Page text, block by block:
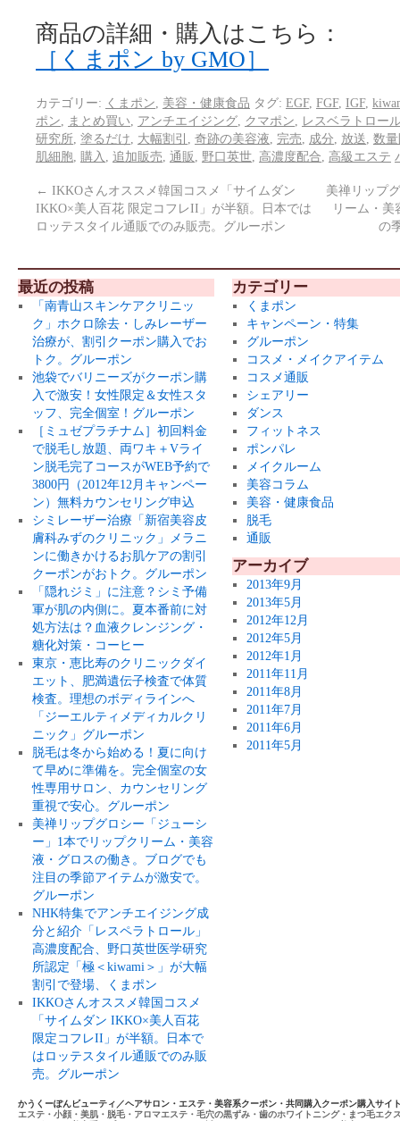
商品の詳細・購入はこちら：
［くまポン by GMO］
カテゴリー: くまポン 美容・健康食品 タグ: EGF, FGF, IGF,
ポン
まとめ買い アンチエイジング クマポン
レスベラトロー
研究所 塗るだけ 大幅割引 奇跡の美容液 完売 成分 放送 数
肌細胞 購入 追加販売 通販 野口英世 高濃度配合 高級エステ
← IKKOさんオススメ韓国コスメ「サイムダン
IKKO×美人百花 限定コフレII」が半額。日本では
ロッテスタイル通販でのみ販売。グルーポン
美禅リップ
リーム・
の
最近の投稿
「南青山スキンケアクリニッ
ク」ホクロ除去・しみレーザー
治療が、割引クーポン購入でお
トク。グルーポン
池袋でバリニーズがクーポン購
入で激安！女性限定＆女性スタ
ッフ、完全個室！グルーポン
［ミュゼプラチナム］初回料金
で脱毛し放題、両ワキ＋Vライ
ン脱毛完了コースがWEB予約で
3800円（2012年12月キャンペー
ン）無料カウンセリング申込
シミレーザー治療「新宿美容皮
膚科みずのクリニック」メラニ
ンに働きかけるお肌ケアの割引
クーポンがおトク。グルーポン
「隠れジミ」に注意？シミ予備
軍が肌の内側に。夏本番前に対
処方法は？血液クレンジング・
糖化対策・コーヒー
東京・恵比寿のクリニックダイ
エット、肥満遺伝子検査で体質
検査。理想のボディラインへ
「ジーエルティメディカルクリ
ニック」グルーポン
脱毛は冬から始める！夏に向け
て早めに準備を。完全個室の女
性専用サロン、カウンセリング
重視で安心。グルーポン
美禅リップグロシー「ジューシ
ー」1本でリップクリーム・美容
液・グロスの働き。ブログでも
注目の季節アイテムが激安で。
グルーポン
NHK特集でアンチエイジング成
分と紹介「レスペラトロール」
高濃度配合、野口英世医学研究
所認定「極＜kiwami＞」が大幅
割引で登場、くまポン
IKKOさんオススメ韓国コスメ
「サイムダン IKKO×美人百花
限定コフレII」が半額。日本で
はロッテスタイル通販でのみ販
売。グルーポン
カテゴリー
くまポン
キャンペーン・特集
グルーポン
コスメ・メイクアイテム
コスメ通販
シェアリー
ダンス
フィットネス
ポンパレ
メイクルーム
美容コラム
美容・健康食品
脱毛
通販
アーカイブ
2013年9月
2013年5月
2012年12月
2012年5月
2012年1月
2011年11月
2011年8月
2011年7月
2011年6月
2011年5月
かうくーぽんビューティ／ヘアサロン・エステ・美容系クーポン・共同購入クーポン購入サイ
エステ・小顔・美肌・脱毛・アロマエステ・毛穴の黒ずみ・歯のホワイトニング・まつ毛エ